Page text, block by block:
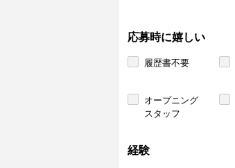
応募時に嬉しい
履歴書不要
オープニング
スタッフ
経験